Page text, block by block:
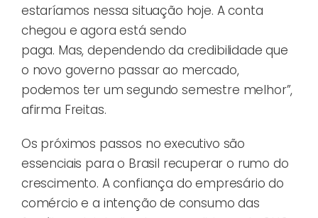
estaríamos nessa situação hoje. A conta
chegou e agora está sendo
paga. Mas, dependendo da credibilidade que
o novo governo passar ao mercado,
podemos ter um segundo semestre melhor”,
afirma Freitas.
Os próximos passos no executivo são
essenciais para o Brasil recuperar o rumo do
crescimento. A confiança do empresário do
comércio e a intenção de consumo das